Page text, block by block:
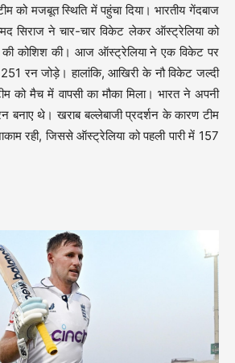
को मजबूत स्थिति में पहुंचा दिया। भारतीय गेंदबाज
सिराज ने चार-चार विकेट लेकर ऑस्ट्रेलिया को
की कोशिश की। आज ऑस्ट्रेलिया ने एक विकेट पर
रन जोड़े। हालांकि, आखिरी के नौ विकेट जल्दी
को मैच में वापसी का मौका मिला। भारत ने अपनी
बनाए थे। खराब बल्लेबाजी प्रदर्शन के कारण टीम
रही, जिससे ऑस्ट्रेलिया को पहली पारी में 157